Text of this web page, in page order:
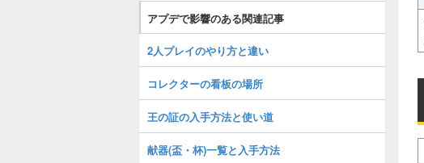
アプデで影響のある関連記事
2人プレイのやり方と違い
コレクターの看板の場所
王の証の入手方法と使い道
献器(盃・杯)一覧と入手方法